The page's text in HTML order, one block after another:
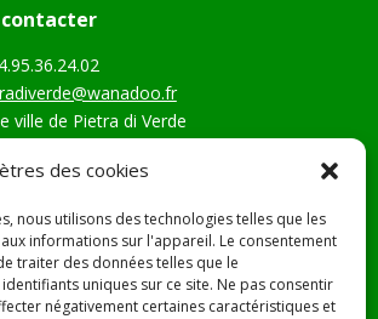
des cookies
nous utilisons des technologies telles que les
informations sur l'appareil. Le consentement
traiter des données telles que le
uniques sur ce site. Ne pas consentir
négativement certaines caractéristiques et
contacter
ville de Pietra di Verde
di Verde